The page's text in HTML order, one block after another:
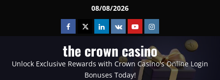
08/08/2026
Facebook
TwitterLinkedin
VK YoutubeInstagram
the crown casino
Unlock Exclusive Rewards with Crown Casino's Online Login
Bonuses Today!